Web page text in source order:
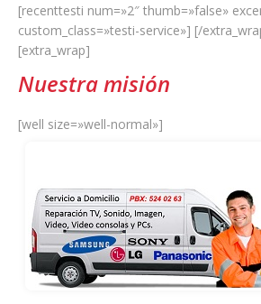
[recenttesti num=»2″ thumb=»false»
custom_class=»testi-service»] [/
[extra_wrap]
Nuestra misión
[well size=»well-normal»]